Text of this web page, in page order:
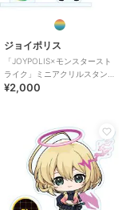
ジョイポリス
「JOYPOLIS×モンスタースト
ライク」ミニアクリルスタン
ド ナイトメア
¥2,000